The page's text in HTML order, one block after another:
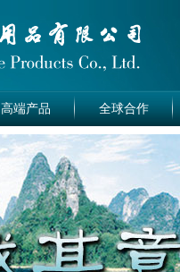
高端产品 全球合作